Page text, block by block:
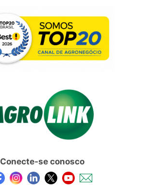
Conecte-se conosco